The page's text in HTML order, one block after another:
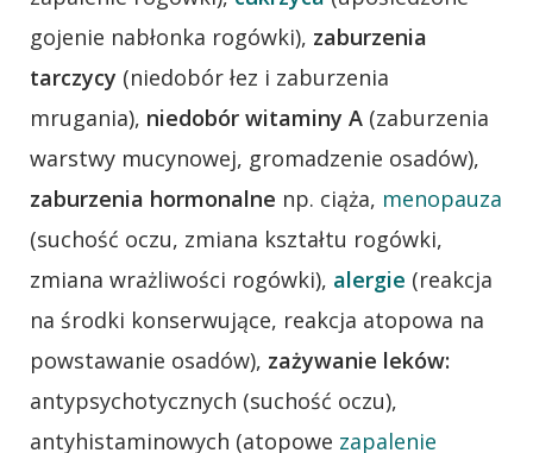
gojenie nabłonka rogówki), zaburzenia
tarczycy (niedobór łez i zaburzenia
mrugania), niedobór witaminy A (zaburzenia
warstwy mucynowej, gromadzenie osadów),
zaburzenia hormonalne np. ciąża, menopauza
(suchość oczu, zmiana kształtu rogówki,
zmiana wrażliwości rogówki), alergie (reakcja
na środki konserwujące, reakcja atopowa na
powstawanie osadów), zażywanie leków:
antypsychotycznych (suchość oczu),
antyhistaminowych (atopowe zapalenie